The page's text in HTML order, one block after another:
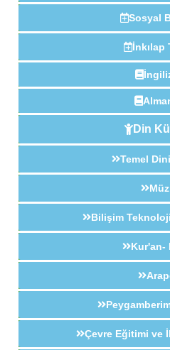
Sosyal
İnkılap
Din
Temel
Bilişim
Kur'an-
Çevre Eğitimi ve